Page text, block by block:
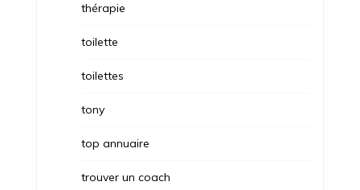
thérapie
toilette
toilettes
tony
top annuaire
trouver un coach